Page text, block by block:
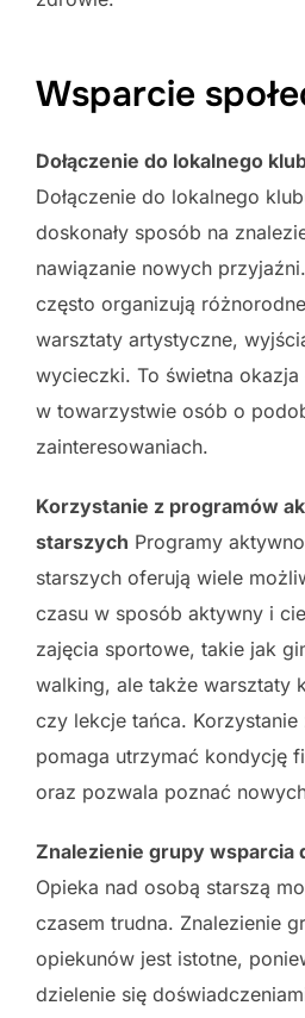
Wsparcie
Dołączenie do lokalnego
Dołączenie do lokalnego
doskonały sposób na
nawiązanie nowych
często organizują
warsztaty artystyczne,
wycieczki. To świetna
w towarzystwie osób o
zainteresowaniach.
Korzystanie z programów
starszych Programy
starszych oferują wiele
czasu w sposób aktywny i
zajęcia sportowe, takie jak
walking, ale także warsztaty
czy lekcje tańca.
pomaga utrzymać kondycję
oraz pozwala poznać
Znalezienie grupy wsparcia
Opieka nad osobą starszą
czasem trudna. Znalezienie
opiekunów jest istotne,
dzielenie się